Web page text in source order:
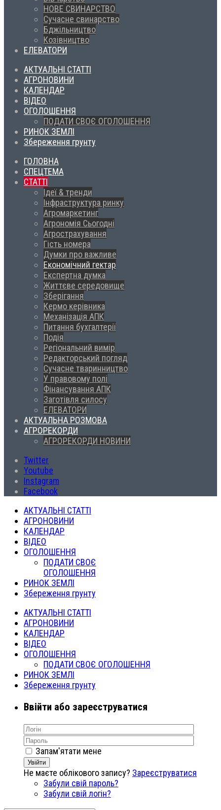
НОВЕ СВИНАРСТВО
Сучасне свинарство
Бджільництво
Козівництво
ЕЛЕВАТОРИ
АКТУАЛЬНІ СТАТТІ
АГРОНОВИНИ
КАЛЕНДАР
ВІДЕО
ОГОЛОШЕННЯ
ПОДАТИ СВОЄ ОГОЛОШЕННЯ
РИНОК ЗЕМЛІ
Збереження грунту
ГОЛОВНА
СПЕЦТЕМА
СТАТТІ
Ідеї & тренди
Інфраструктура ринку
Агромаркетинг
Агрономія Сьогодні
Агрострахування
Гість номера
Думки про важливе
Економічний гектар
Експертна думка
Життєве середовище
Зберігання
Кермо керівника
Механізація АПК
Питання бухгалтерії
Подія
Регіональний вимір
Редакторський погляд
Сучасне тваринництво
У правовому полі
Фінансування АПК
Заготівля силосу
ЕЛЕВАТОРИ
АКТУАЛЬНА РОЗМОВА
АГРОРЕКОРДИ
АГРОРЕКОРДИ НОВИНИ
Twitter
Youtube
Instagram
Facebook
АКТУАЛЬНІ СТАТТІ
АГРОНОВИНИ
КАЛЕНДАР
ВІДЕО
ОГОЛОШЕННЯ
ПОДАТИ СВОЄ
ОГОЛОШЕННЯ
РИНОК ЗЕМЛІ
Збереження грунту
АКТУАЛЬНІ СТАТТІ
АГРОНОВИНИ
КАЛЕНДАР
ВІДЕО
ОГОЛОШЕННЯ
ПОДАТИ СВОЄ ОГОЛОШЕННЯ
РИНОК ЗЕМЛІ
Збереження грунту
Ввійти або зареєструватися
Запам'ятати мене
Увійти
Не маєте облікового запису? Зареєструватися
Забули свій пароль?
Забули свій логін?